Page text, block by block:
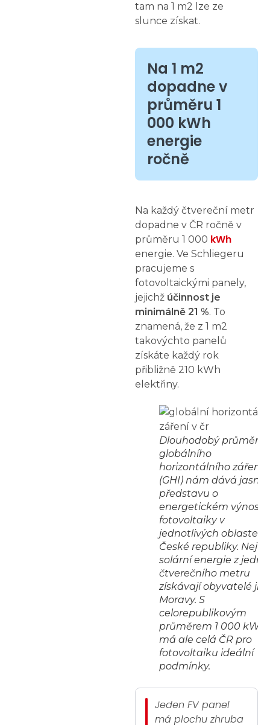
tam na 1 m2 lze ze
slunce získat.
Na 1 m2
dopadne v
průměru 1
000 kWh
energie
ročně
Na každý čtvereční metr
dopadne v ČR ročně v
průměru 1 000 kWh
energie. Ve Schliegeru
pracujeme s
fotovoltaickými panely,
jejichž účinnost je
minimálně 21 %. To
znamená, že z 1 m2
takovýchto panelů
získáte každý rok
přibližně 210 kWh
elektřiny.
Dlouhodobý průměr
globálního
horizontálního záření
(GHI) nám dává
představu o
energetickém výnosu
fotovoltaiky v
jednotlivých oblastech
České republiky.
solární energie z
čtverečního metru
získávají obyvatelé
Moravy. S
celorepublikovým
průměrem 1 000 kWh
má ale celá ČR pro
fotovoltaiku ideální
podmínky.
Jeden FV panel
má plochu zhruba